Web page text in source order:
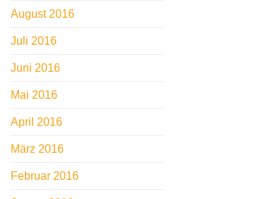
August 2016
Juli 2016
Juni 2016
Mai 2016
April 2016
März 2016
Februar 2016